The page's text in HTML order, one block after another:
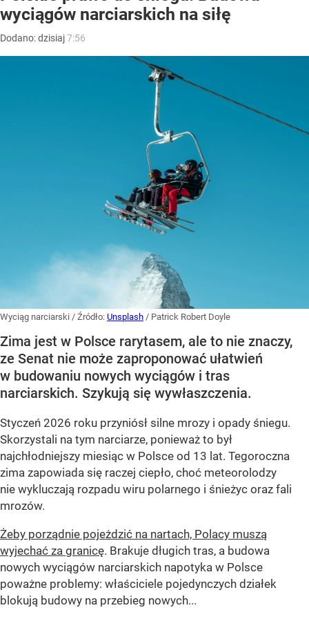
wyciągów narciarskich na siłę
Dodano:dzisiaj7:56
Wyciąg narciarski / Źródło: Unsplash / Patrick Robert Doyle
Zima jest w Polsce rarytasem, ale to nie znaczy,
ze Senat nie może zaproponować ułatwień
w budowaniu nowych wyciągów i tras
narciarskich. Szykują się wywłaszczenia.
Styczeń 2026 roku przyniósł silne mrozy i opady śniegu.
Skorzystali na tym narciarze, ponieważ to był
najchłodniejszy miesiąc w Polsce od 13 lat. Tegoroczna
zima zapowiada się raczej ciepło, choć meteorolodzy
nie wykluczają rozpadu wiru polarnego i śnieżyc oraz fali
mrozów.
Żeby porządnie pojeżdzić na nartach, Polacy muszą
wyjechać za granicę. Brakuje długich tras, a budowa
nowych wyciągów narciarskich napotyka w Polsce
poważne problemy: właściciele pojedynczych działek
blokują budowy na przebieg nowych...